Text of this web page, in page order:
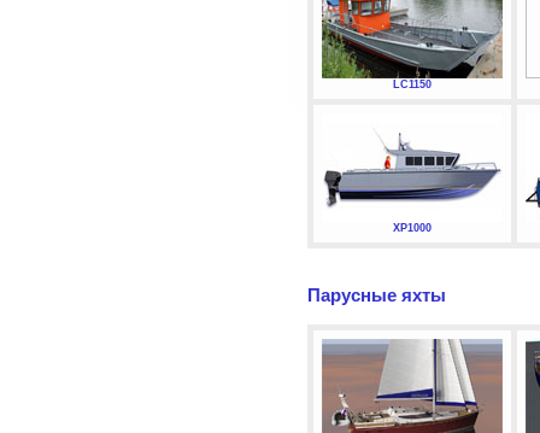
LC1150
XP1000
Парусные яхты